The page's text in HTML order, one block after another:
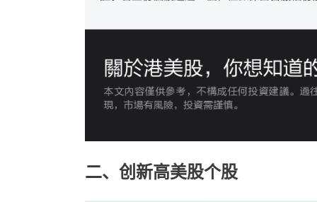
二、创新高美股个股